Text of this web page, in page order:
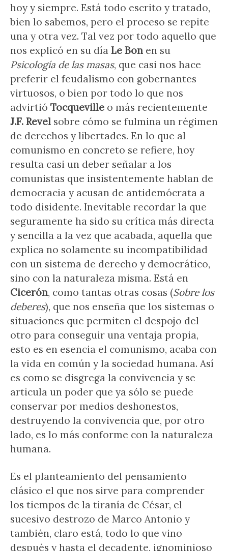
hoy y siempre. Está todo escrito y tratado,
bien lo sabemos, pero el proceso se repite
una y otra vez. Tal vez por todo aquello que
nos explicó en su día Le Bon en su
Psicología de las masas, que casi nos hace
preferir el feudalismo con gobernantes
virtuosos, o bien por todo lo que nos
advirtió Tocqueville o más recientemente
J.F. Revel sobre cómo se fulmina un régimen
de derechos y libertades. En lo que al
comunismo en concreto se refiere, hoy
resulta casi un deber señalar a los
comunistas que insistentemente hablan de
democracia y acusan de antidemócrata a
todo disidente. Inevitable recordar la que
seguramente ha sido su crítica más directa
y sencilla a la vez que acabada, aquella que
explica no solamente su incompatibilidad
con un sistema de derecho y democrático,
sino con la naturaleza misma. Está en
Cicerón, como tantas otras cosas (Sobre los
deberes), que nos enseña que los sistemas o
situaciones que permiten el despojo del
otro para conseguir una ventaja propia,
esto es en esencia el comunismo, acaba con
la vida en común y la sociedad humana. Así
es como se disgrega la convivencia y se
articula un poder que ya sólo se puede
conservar por medios deshonestos,
destruyendo la convivencia que, por otro
lado, es lo más conforme con la naturaleza
humana.
Es el planteamiento del pensamiento
clásico el que nos sirve para comprender
los tiempos de la tiranía de César, el
sucesivo destrozo de Marco Antonio y
también, claro está, todo lo que vino
después y hasta el decadente, ignominioso